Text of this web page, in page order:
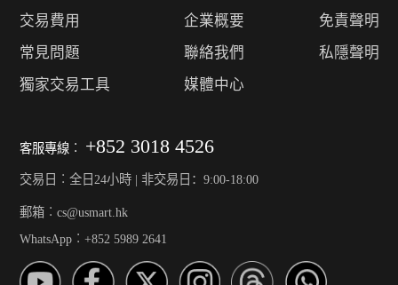
交易費用
常見問題
獨家交易工具
企業概要
聯絡我們
媒體中心
免責聲明
私隱聲明
客服專線︰ +852 3018 4526
交易日︰全日24小時 | 非交易日：9:00-18:00
郵箱︰cs@usmart.hk
WhatsApp︰+852 5989 2641